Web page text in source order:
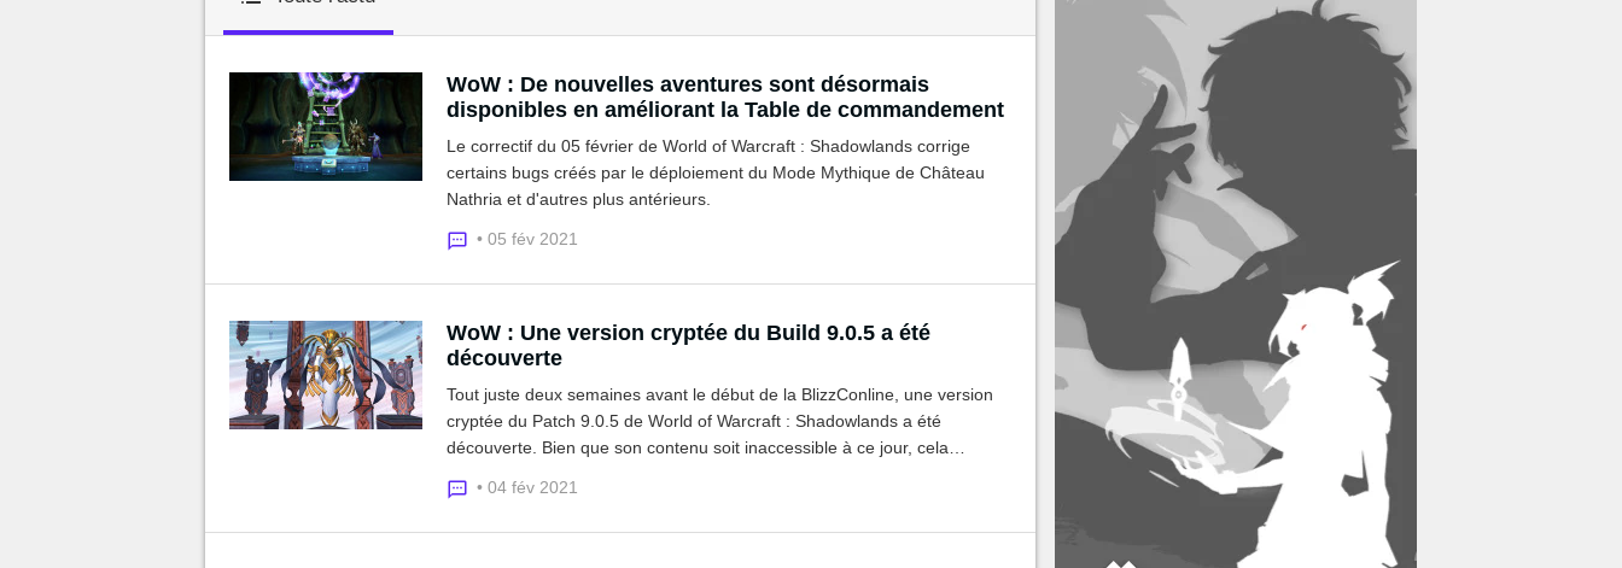
MGG
WoW : De nouvelles aventures sont désormais
disponibles en améliorant la Table de commandement
Le correctif du 05 février de World of Warcraft : Shadowlands corrige
certains bugs créés par le déploiement du Mode Mythique de Château
Nathria et d'autres plus antérieurs.
• 05 fév 2021
WoW : Une version cryptée du Build 9.0.5 a été
découverte
Tout juste deux semaines avant le début de la BlizzConline, une version
cryptée du Patch 9.0.5 de World of Warcraft : Shadowlands a été
découverte. Bien que son contenu soit inaccessible à ce jour, cela
Ombreterre.
• 04 fév 2021